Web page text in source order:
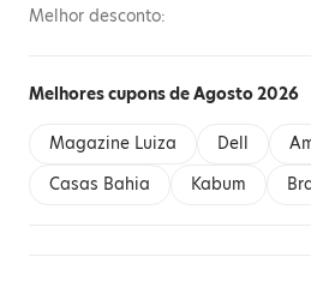
Melhor desconto:
Melhores cupons de Agosto 2026
Magazine Luiza Dell
Casas Bahia
Kabum